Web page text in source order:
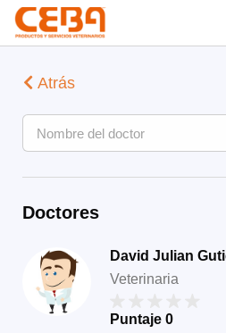
Atrás
Doctores
David Julian
Veterinaria
Puntaje 0